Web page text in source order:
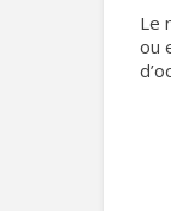
Le
ou